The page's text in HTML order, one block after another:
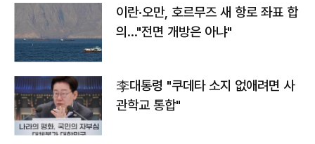
이란·오만, 호르무즈 새 항로 좌표 합
의…"전면 개방은 아냐"
李대통령 "쿠데타 소지 없애려면 사
관학교 통합"